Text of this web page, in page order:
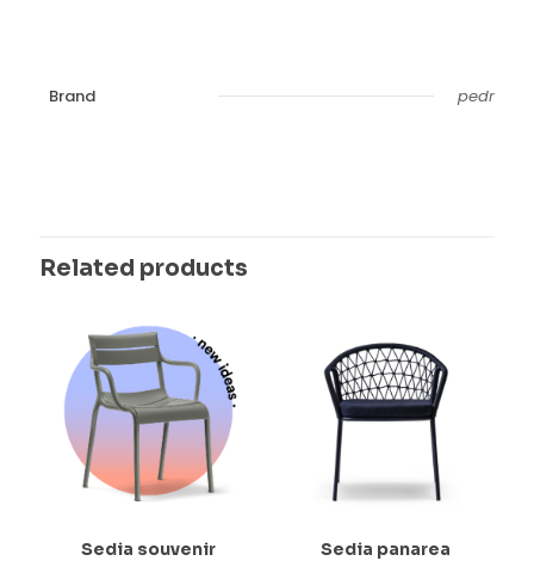
Brand pedr
Related products
Sedia souvenir Sedia panarea